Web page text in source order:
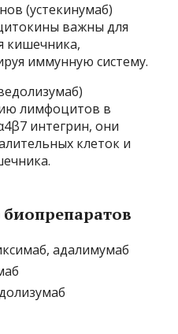
(устекинумаб)
важны для
кишечника,
иммунную систему.
лимфоцитов в
интегрин, они
клеток и
адалимумаб